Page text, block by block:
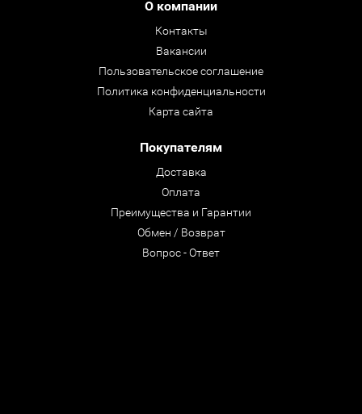
О компании
Контакты
Вакансии
Пользовательское соглашение
Политика конфиденциальности
Карта сайта
Покупателям
Доставка
Оплата
Преимущества и Гарантии
Обмен / Возврат
Вопрос - Ответ